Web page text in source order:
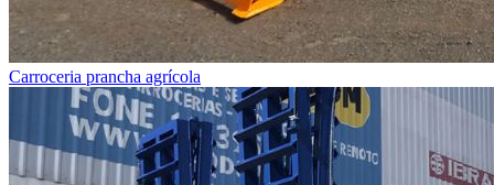
Carroceria prancha agrícola